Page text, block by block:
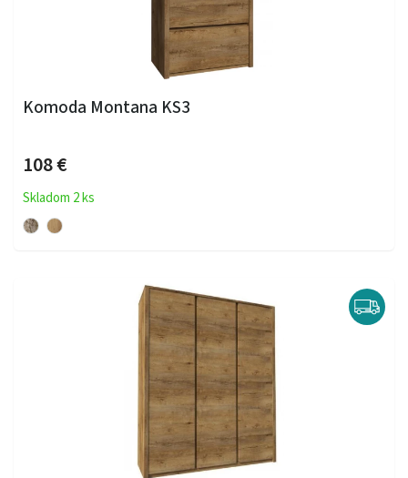
Komoda Montana KS3
108 €
Skladom 2 ks